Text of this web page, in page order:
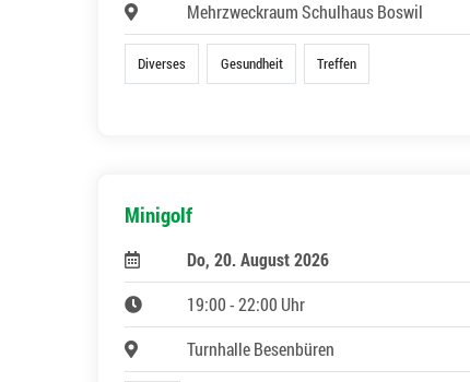
Mehrzweckraum Schulhaus Boswil
Diverses Gesundheit Treffen
Minigolf
Do, 20. August 2026
19:00 - 22:00 Uhr
Turnhalle Besenbüren